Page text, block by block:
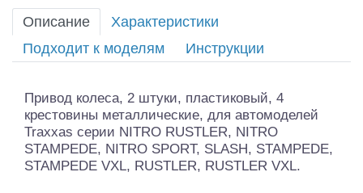
Описание
Характеристики
Подходит к моделям
Инструкции
Привод колеса, 2 штуки, пластиковый, 4
крестовины металлические, для автомоделей
Traxxas серии NITRO RUSTLER, NITRO
STAMPEDE, NITRO SPORT, SLASH, STAMPEDE,
STAMPEDE VXL, RUSTLER, RUSTLER VXL.